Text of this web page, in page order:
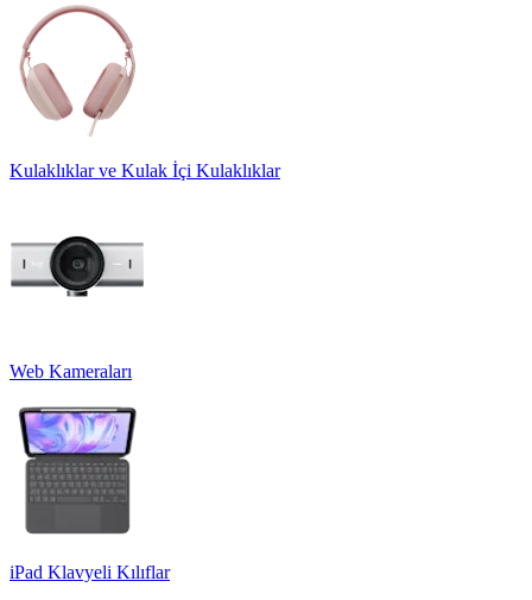
Kulaklıklar ve Kulak İçi Kulaklıklar
Web Kameraları
iPad Klavyeli Kılıflar